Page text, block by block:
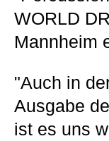
WORLD
Mannheim
"Auch in
Ausgabe
ist es uns